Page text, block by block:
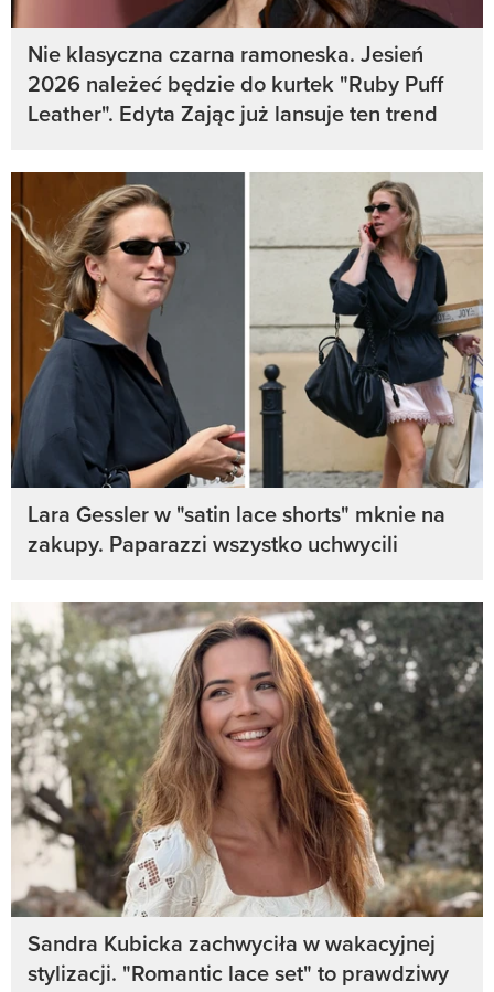
Nie klasyczna czarna ramoneska. Jesień
2026 należeć będzie do kurtek "Ruby Puff
Leather". Edyta Zając już lansuje ten trend
Lara Gessler w "satin lace shorts" mknie na
zakupy. Paparazzi wszystko uchwycili
Sandra Kubicka zachwyciła w wakacyjnej
stylizacji. "Romantic lace set" to prawdziwy